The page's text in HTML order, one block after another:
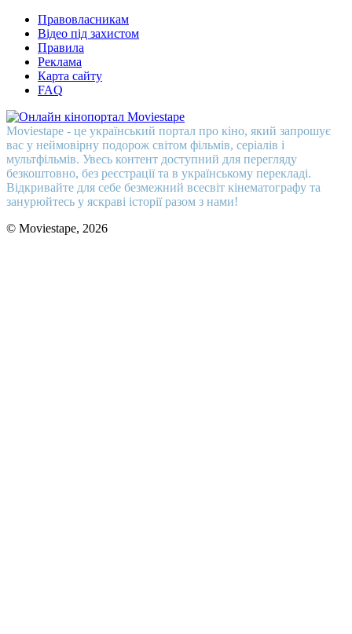
Правовласникам
Відео під захистом
Правила
Реклама
Карта сайту
FAQ
Moviestape - це український портал про кіно, який запрошує
вас у неймовірну подорож світом фільмів, серіалів і
мультфільмів. Увесь контент доступний для перегляду
безкоштовно, без реєстрації та в українському перекладі.
Відкривайте для себе безмежний всесвіт кінематографу та
занурюйтесь у яскраві історії разом з нами!
© Moviestape, 2026